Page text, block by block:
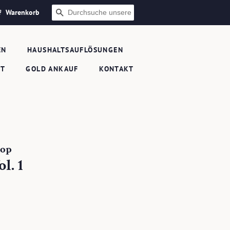
Warenkorb SUCHEN
HAUSHALTSAUFLÖSUNGEN
GOLD ANKAUF KONTAKT
1